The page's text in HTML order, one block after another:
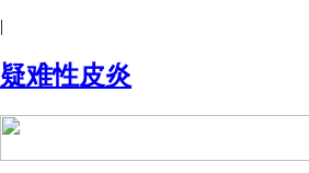
|
疑难性皮炎